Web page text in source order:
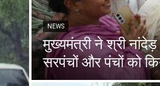
NEWS
मुख्यमंत्री ने श्री
सरपंचों और पंचों को